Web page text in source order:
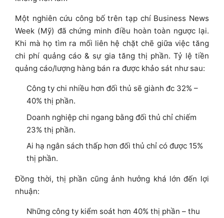
Một nghiên cứu công bố trên tạp chí Business News
Week (Mỹ) đã chứng minh điều hoàn toàn ngược lại.
Khi mà họ tìm ra mối liên hệ chặt chẽ giữa việc tăng
chi phí quảng cáo & sự gia tăng thị phần.Tỷ lệ tiền
quảng cáo/lượng hàng bán ra được khảo sát như sau:
Công ty chi nhiều hơn đối thủ sẽ giành đc 32% –
40% thị phần.
Doanh nghiệp chi ngang bằng đối thủ chỉ chiếm
23% thị phần.
Ai hạ ngân sách thấp hơn đối thủ chỉ có được 15%
thị phần.
Đồng thời, thị phần cũng ảnh hưởng khá lớn đến lợi
nhuận:
Những công ty kiểm soát hơn 40% thị phần – thu